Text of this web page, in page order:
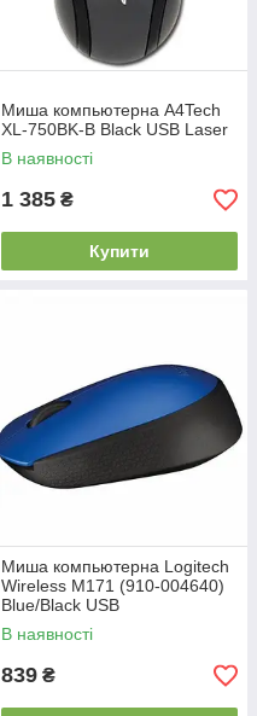
Миша компьютерна A4Tech
XL-750BK-B Black USB Laser
В наявності
1 385 ₴
Купити
Миша компьютерна Logitech
Wireless M171 (910-004640)
Blue/Black USB
В наявності
839 ₴